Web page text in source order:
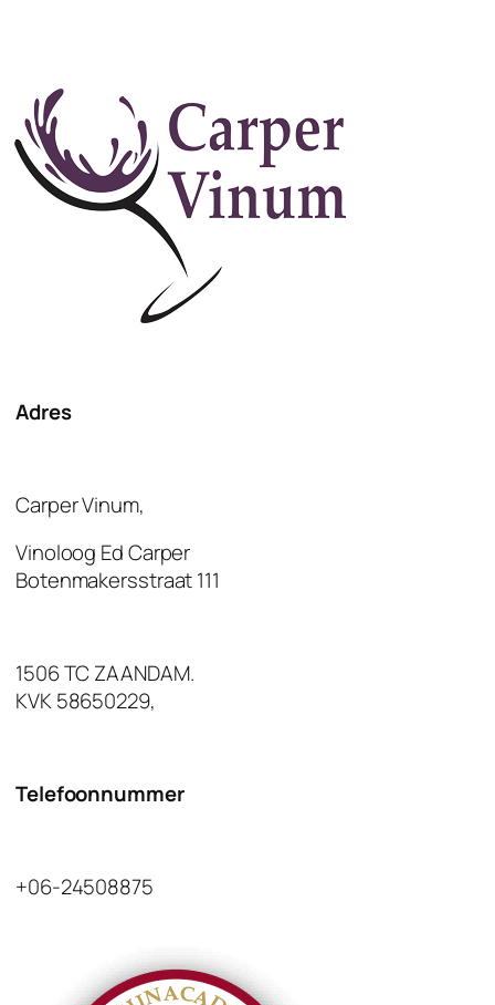
Adres
Carper Vinum,
Vinoloog Ed Carper
Botenmakersstraat 111
1506 TC ZAANDAM.
KVK 58650229,
Telefoonnummer
+06-24508875